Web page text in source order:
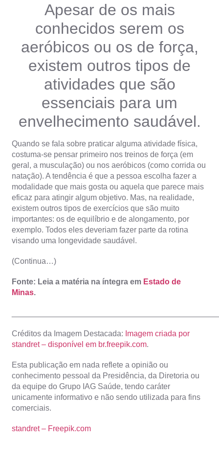
Apesar de os mais
conhecidos serem os
aeróbicos ou os de força,
existem outros tipos de
atividades que são
essenciais para um
envelhecimento saudável.
Quando se fala sobre praticar alguma atividade física,
costuma-se pensar primeiro nos treinos de força (em
geral, a musculação) ou nos aeróbicos (como corrida ou
natação). A tendência é que a pessoa escolha fazer a
modalidade que mais gosta ou aquela que parece mais
eficaz para atingir algum objetivo. Mas, na realidade,
existem outros tipos de exercícios que são muito
importantes: os de equilíbrio e de alongamento, por
exemplo. Todos eles deveriam fazer parte da rotina
visando uma longevidade saudável.
(Continua…)
Fonte: Leia a matéria na íntegra em Estado de
Minas.
Créditos da Imagem Destacada: Imagem criada por
standret – disponível em br.freepik.com.
Esta publicação em nada reflete a opinião ou
conhecimento pessoal da Presidência, da Diretoria ou
da equipe do Grupo IAG Saúde, tendo caráter
unicamente informativo e não sendo utilizada para fins
comerciais.
standret – Freepik.com